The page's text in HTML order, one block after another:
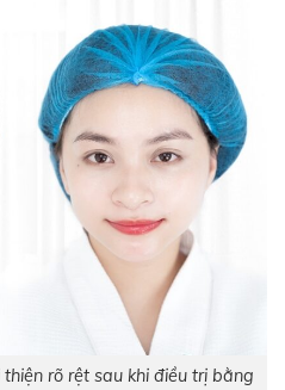
rõ rệt sau khi điều trị bằng